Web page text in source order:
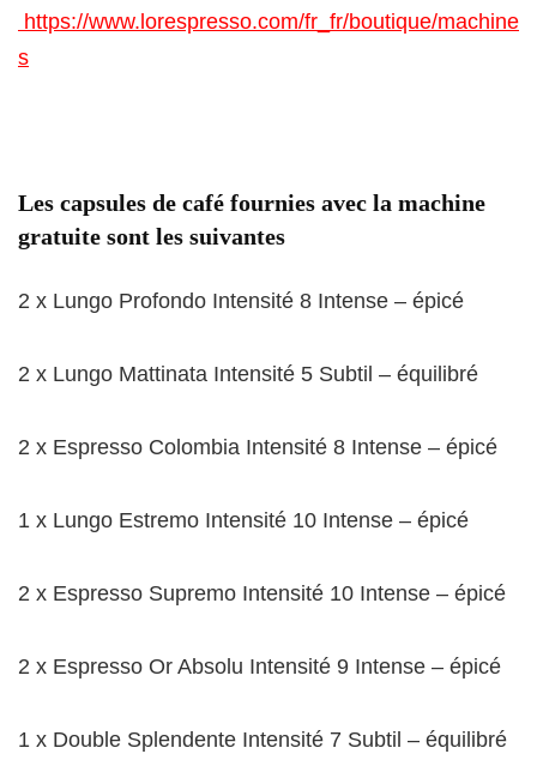
https://www.lorespresso.com/fr_fr/boutique/machine
s
Les capsules de café fournies avec la machine
gratuite sont les suivantes
2 x Lungo Profondo Intensité 8 Intense – épicé
2 x Lungo Mattinata Intensité 5 Subtil – équilibré
2 x Espresso Colombia Intensité 8 Intense – épicé
1 x Lungo Estremo Intensité 10 Intense – épicé
2 x Espresso Supremo Intensité 10 Intense – épicé
2 x Espresso Or Absolu Intensité 9 Intense – épicé
1 x Double Splendente Intensité 7 Subtil – équilibré